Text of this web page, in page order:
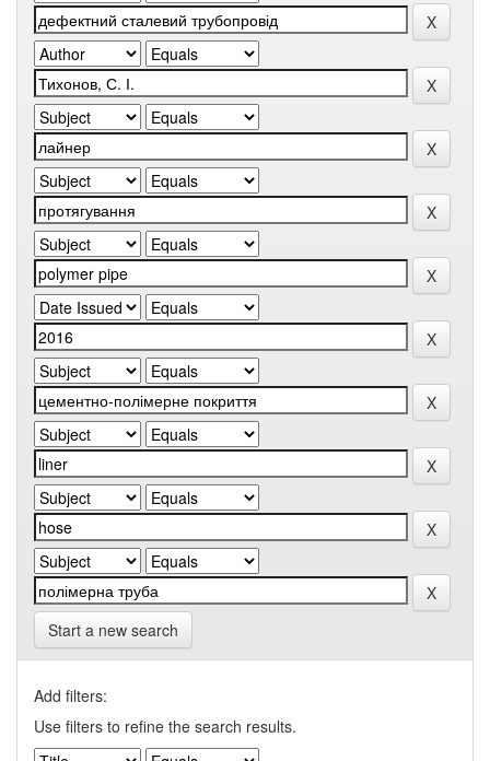
Start a new search
Add filters:
Use filters to refine the search results.